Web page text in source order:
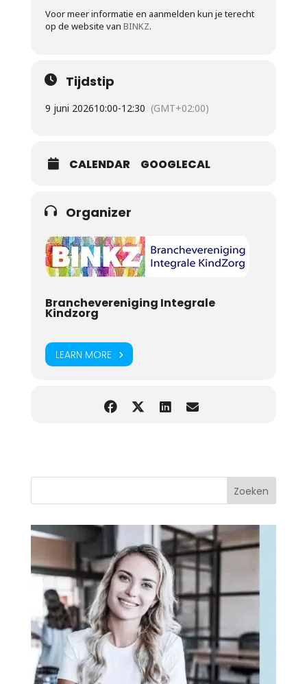
Voor meer informatie en aanmelden kun je terecht
op de website van BINKZ.
Tijdstip
9 juni 202610:00-12:30 (GMT+02:00)
CALENDAR GOOGLECAL
Organizer
Branchevereniging Integrale
Kindzorg
LEARN MORE
Zoeken